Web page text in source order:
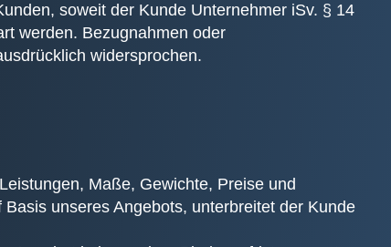
soweit der Kunde Unternehmer iSv. § 14
werden. Bezugnahmen oder
widersprochen.
Maße, Gewichte, Preise und
unseres Angebots, unterbreitet der Kunde